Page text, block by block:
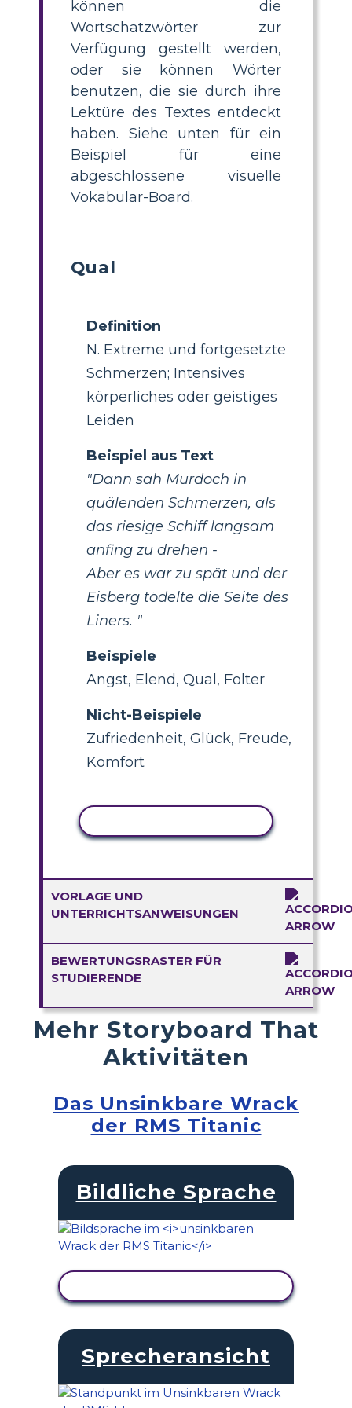
können die
Wortschatzwörter zur
Verfügung gestellt werden,
oder sie können Wörter
benutzen, die sie durch ihre
Lektüre des Textes entdeckt
haben. Siehe unten für ein
Beispiel für eine
abgeschlossene visuelle
Vokabular-Board.
Qual
Definition
N. Extreme und fortgesetzte
Schmerzen; Intensives
körperliches oder geistiges
Leiden
Beispiel aus Text
"Dann sah Murdoch in
quälenden Schmerzen, als
das riesige Schiff langsam
anfing zu drehen -
Aber es war zu spät und der
Eisberg tödelte die Seite des
Liners. "
Beispiele
Angst, Elend, Qual, Folter
Nicht-Beispiele
Zufriedenheit, Glück, Freude,
Komfort
VORLAGE UND
UNTERRICHTSANWEISUNGEN
BEWERTUNGSRASTER FÜR
STUDIERENDE
Mehr Storyboard That
Aktivitäten
Das Unsinkbare Wrack
der RMS Titanic
Bildliche Sprache
Sprecheransicht